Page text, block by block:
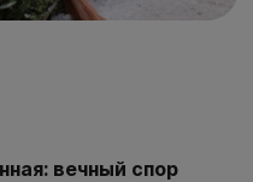
вечный спор